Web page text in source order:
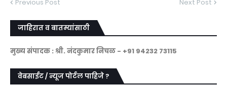
Previous Post Next Post
जाहिरात व बातम्यांसाठी
मुख्य संपादक : श्री. नंदकुमार निचळ - +91 94232 73115
वेबसाईट / न्यूज पोर्टल पाहिजे ?